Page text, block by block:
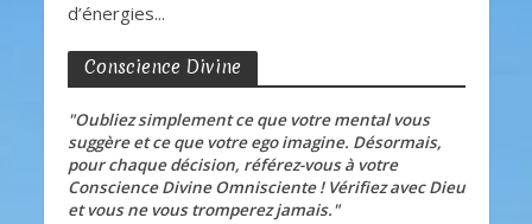
d’énergies...
Conscience Divine
"Oubliez simplement ce que votre mental vous
suggère et ce que votre ego imagine. Désormais,
pour chaque décision, référez-vous à votre
Conscience Divine Omnisciente ! Vérifiez avec Dieu
et vous ne vous tromperez jamais."